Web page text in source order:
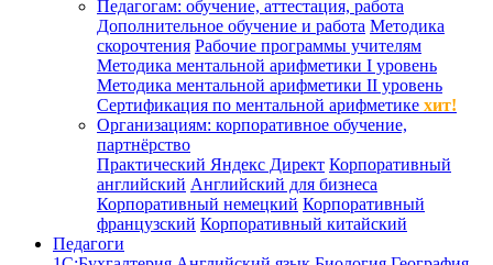
Педагогам: обучение, аттестация, работа
Дополнительное обучение и работа Методика
скорочтения Рабочие программы учителям
Методика ментальной арифметики I уровень
Методика ментальной арифметики II уровень
Сертификация по ментальной арифметике хит!
Организациям: корпоративное обучение,
партнёрство
Практический Яндекс Директ Корпоративный
английский Английский для бизнеса
Корпоративный немецкий Корпоративный
французский Корпоративный китайский
Педагоги